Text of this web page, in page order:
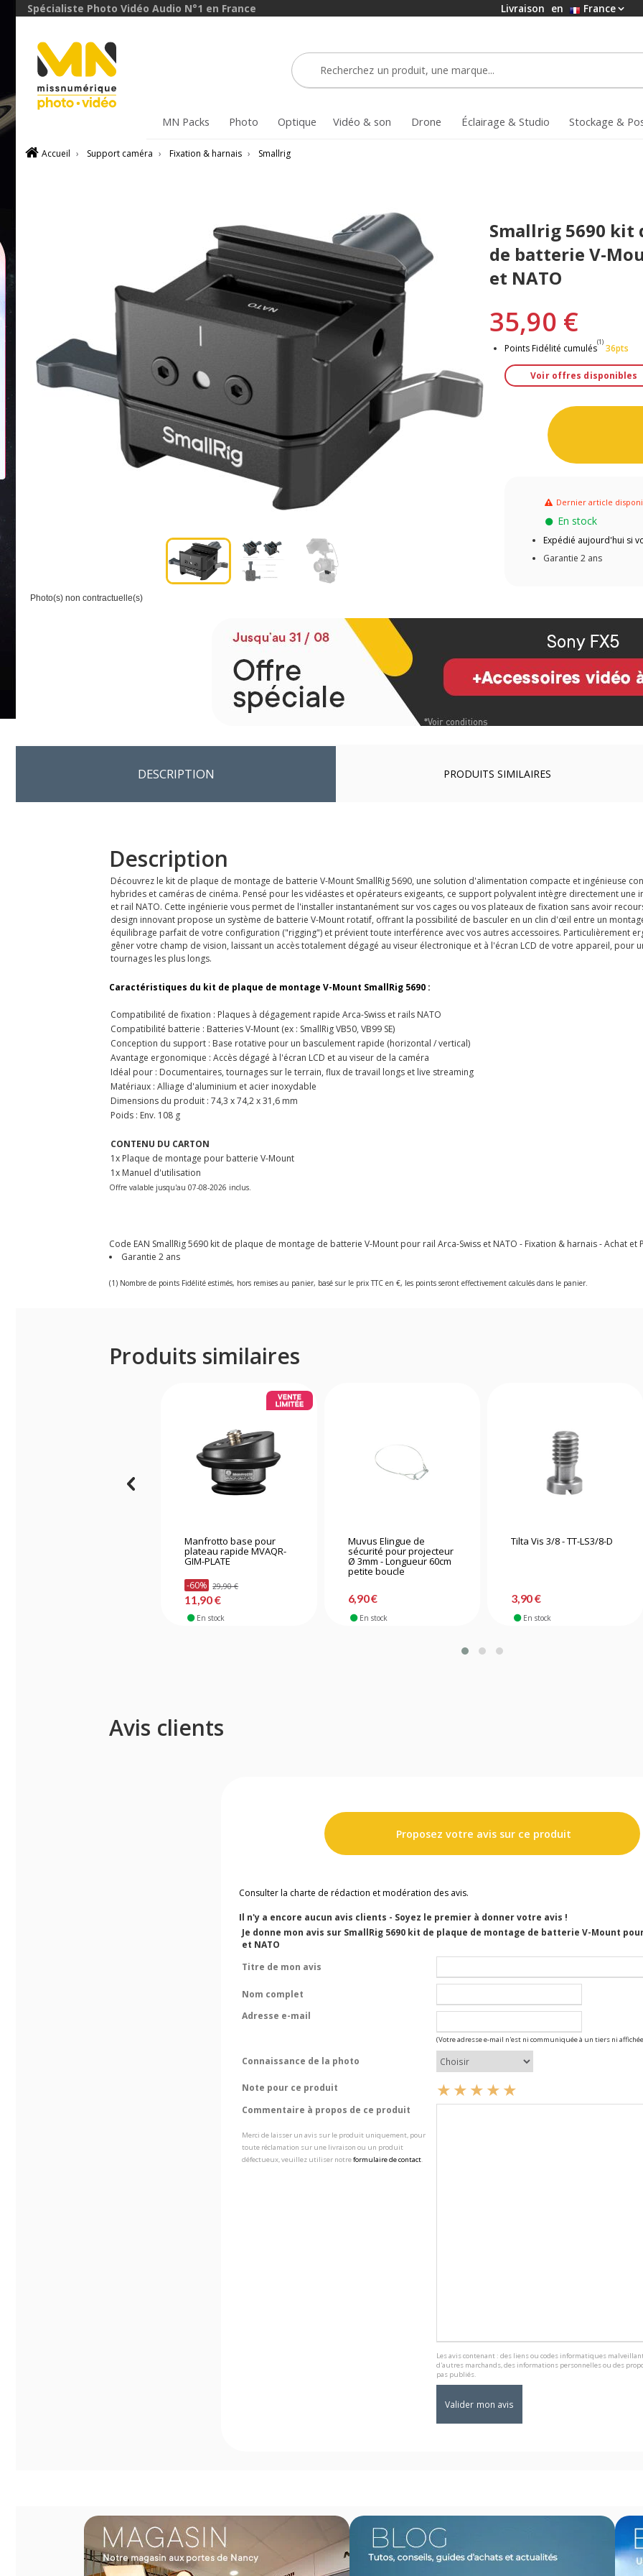
Spécialiste Photo Vidéo Audio N°1 en France Livraison en France
MN Packs Photo Optique Vidéo & son Drone Éclairage & Studio Stockage &
Accueil › Support caméra › Fixation & harnais › Smallrig
avec le code
Photo(s) non contractuelle(s)
Smallrig 5690 kit
de batterie V-
et NATO
35,90 €
Points Fidélité cumulés
(1)
36pts
Voir offres disponibles
Dernier article
En stock
Expédié aujourd'hui si
Garantie 2 ans
DESCRIPTION PRODUITS SIMILAIRES
Description
Découvrez le kit de plaque de montage de batterie V-Mount SmallRig 5690, une solution d'alimentation compacte et ingénieuse
hybrides et caméras de cinéma. Pensé pour les vidéastes et opérateurs exigeants, ce support polyvalent intègre directement une
et rail NATO. Cette ingénierie vous permet de l'installer instantanément sur vos cages ou vos plateaux de fixation sans avoir
design innovant propose un système de batterie V-Mount rotatif, offrant la possibilité de basculer en un clin d'œil entre un
équilibrage parfait de votre configuration ("rigging") et prévient toute interférence avec vos autres accessoires. Particulièrement
gêner votre champ de vision, laissant un accès totalement dégagé au viseur électronique et à l'écran LCD de votre appareil,
tournages les plus longs.
Caractéristiques du kit de plaque de montage V-Mount SmallRig 5690 :
Compatibilité de fixation : Plaques à dégagement rapide Arca-Swiss et rails NATO
Compatibilité batterie : Batteries V-Mount (ex : SmallRig VB50, VB99 SE)
Conception du support : Base rotative pour un basculement rapide (horizontal / vertical)
Avantage ergonomique : Accès dégagé à l'écran LCD et au viseur de la caméra
Idéal pour : Documentaires, tournages sur le terrain, flux de travail longs et live streaming
Matériaux : Alliage d'aluminium et acier inoxydable
Dimensions du produit : 74,3 x 74,2 x 31,6 mm
Poids : Env. 108 g
CONTENU DU CARTON
1x Plaque de montage pour batterie V-Mount
1x Manuel d'utilisation
Offre valable jusqu'au 07-08-2026 inclus.
Code EAN SmallRig 5690 kit de plaque de montage de batterie V-Mount pour rail Arca-Swiss et NATO - Fixation & harnais - Achat et
Garantie 2 ans
(1) Nombre de points Fidélité estimés, hors remises au panier, basé sur le prix TTC en €, les points seront effectivement calculés dans le panier.
Produits similaires
Manfrotto base pour
plateau rapide MVAQR-
GIM-PLATE
-60% 29,90 €
11,90 €
En stock
Muvus Elingue de
sécurité pour projecteur
Ø 3mm - Longueur 60cm
petite boucle
6,90 €
En stock
Tilta Vis 3/8 - TT-LS3/8-D
3,90 €
En stock
Avis clients
Proposez votre avis sur ce produit
Consulter la charte de rédaction et modération des avis.
Il n'y a encore aucun avis clients - Soyez le premier à donner votre avis !
Je donne mon avis sur SmallRig 5690 kit de plaque de montage de batterie V-Mount
et NATO
Titre de mon avis
Nom complet
Adresse e-mail
(Votre adresse e-mail n'est ni communiquée à un tiers ni
Connaissance de la photo
Note pour ce produit
Commentaire à propos de ce produit
Merci de laisser un avis sur le produit uniquement, pour
toute réclamation sur une livraison ou un produit
défectueux, veuillez utiliser notreformulaire de contact.
Les avis contenant : des liens ou codes informatiques
d'autres marchands, des informations personnelles ou des
pas publiés.